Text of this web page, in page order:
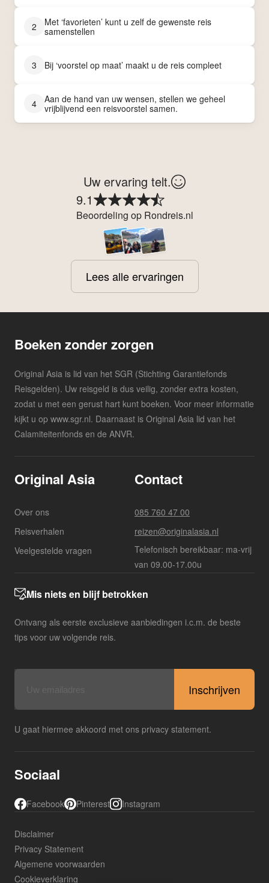
2
Met ‘favorieten’ kunt u zelf de gewenste reis
samenstellen
3 Bij ‘voorstel op maat’ maakt u de reis compleet
4
Aan de hand van uw wensen, stellen we geheel
vrijblijvend een reisvoorstel samen.
Uw ervaring telt.
9.1
Beoordeling op Rondreis.nl
Lees alle ervaringen
Boeken zonder zorgen
Original Asia is lid van het SGR (Stichting Garantiefonds
Reisgelden). Uw reisgeld is dus veilig, zonder extra kosten,
zodat u met een gerust hart kunt boeken. Voor meer informatie
kijkt u op www.sgr.nl. Daarnaast is Original Asia lid van het
Calamiteitenfonds en de ANVR.
Original Asia
Over ons
Reisverhalen
Veelgestelde vragen
Contact
085 760 47 00
reizen@originalasia.nl
Telefonisch bereikbaar: ma-vrij
van 09.00-17.00u
Mis niets en blijf betrokken
Ontvang als eerste exclusieve aanbiedingen i.c.m. de beste
tips voor uw volgende reis.
U gaat hiermee akkoord met ons privacy statement.
Sociaal
Facebook Pinterest Instagram
Disclaimer
Privacy Statement
Algemene voorwaarden
Cookieverklaring